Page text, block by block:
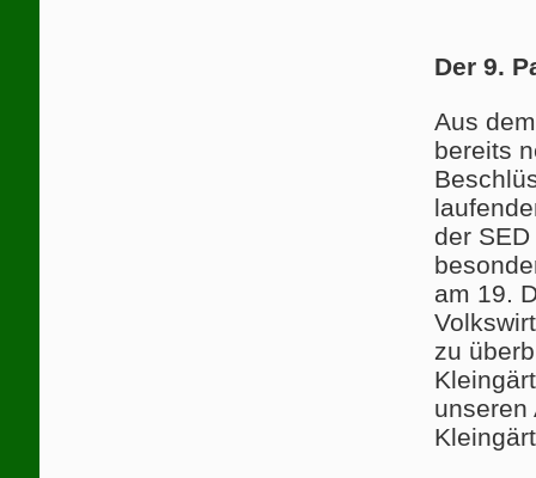
Der 9.
Aus
bereits
der
am 19.
zu
unseren